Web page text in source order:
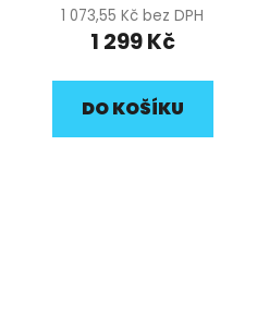
1 073,55 Kč bez DPH
1 299 Kč
DO KOŠÍKU